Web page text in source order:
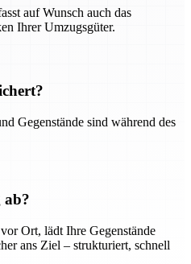
auf Wunsch auch das
Ihrer Umzugsgüter.
Gegenstände sind während des
ab?
Ort, lädt Ihre Gegenstände
ans Ziel – strukturiert, schnell